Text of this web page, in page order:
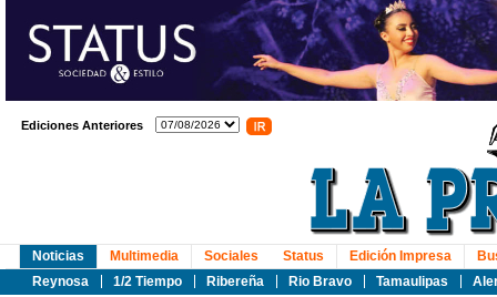
Ediciones Anteriores
Noticias
Reynosa
1/2 Tiempo Ribereña Rio Bravo Tamaulipas
Multimedia Sociales Status Edición Impresa